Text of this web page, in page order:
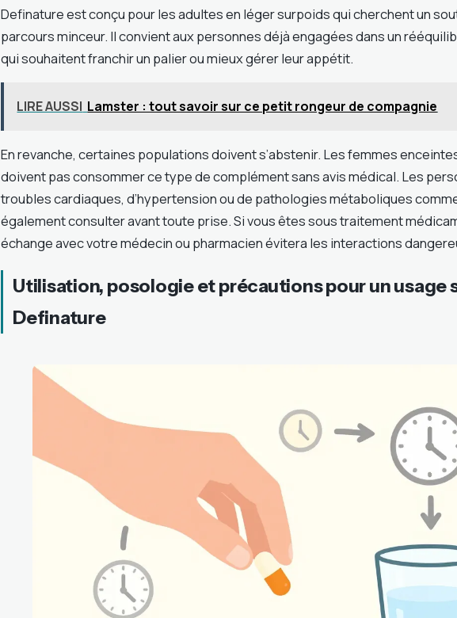
Definature est conçu pour les adultes en léger surpoids qui cherchent un
parcours minceur. Il convient aux personnes déjà engagées dans un
qui souhaitent franchir un palier ou mieux gérer leur appétit.
LIRE AUSSI Lamster : tout savoir sur ce petit rongeur de compagnie
En revanche, certaines populations doivent s’abstenir. Les femmes
doivent pas consommer ce type de complément sans avis médical. Les
troubles cardiaques, d’hypertension ou de pathologies métaboliques
également consulter avant toute prise. Si vous êtes sous traitement
échange avec votre médecin ou pharmacien évitera les interactions
Utilisation, posologie et précautions pour un usage
Definature